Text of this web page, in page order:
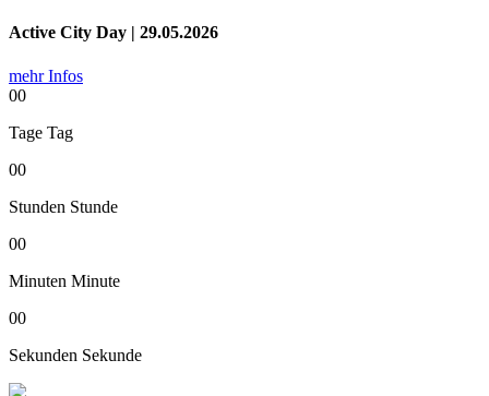
Active City Day | 29.05.2026
mehr Infos
00
Tage Tag
00
Stunden Stunde
00
Minuten Minute
00
Sekunden Sekunde